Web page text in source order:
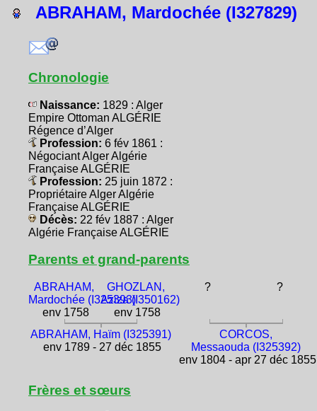
ABRAHAM, Mardochée (I327829)
Chronologie
Naissance: 1829 : Alger
Empire Ottoman ALGÉRIE
Régence d’Alger
Profession: 6 fév 1861 :
Négociant Alger Algérie
Française ALGÉRIE
Profession: 25 juin 1872 :
Propriétaire Alger Algérie
Française ALGÉRIE
Décès: 22 fév 1887 : Alger
Algérie Française ALGÉRIE
Parents et grand-parents
ABRAHAM,
Mardochée (I325393)
env 1758
GHOZLAN,
Aziza (I350162)
env 1758
? ?
ABRAHAM, Haïm (I325391)
env 1789 - 27 déc 1855
CORCOS,
Messaouda (I325392)
env 1804 - apr 27 déc 1855
Frères et sœurs